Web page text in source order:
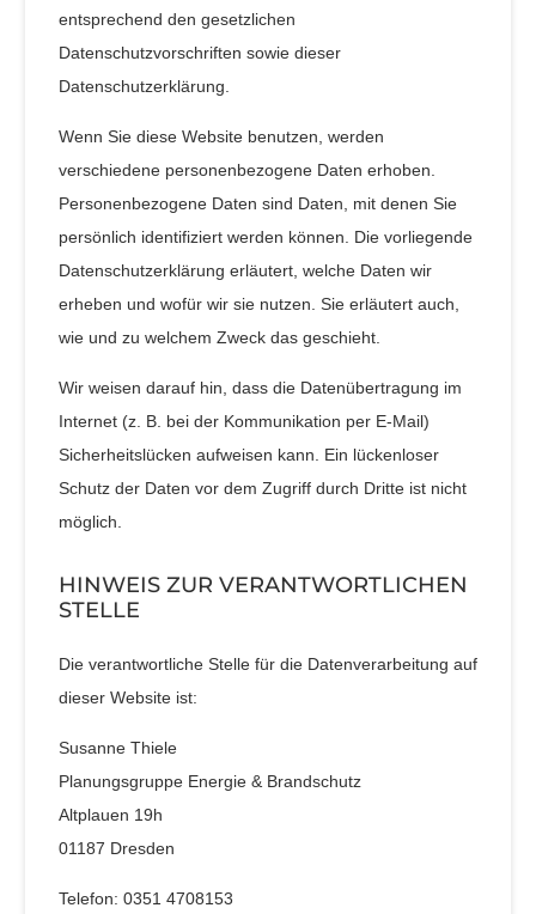
entsprechend den gesetzlichen
Datenschutzvorschriften sowie dieser
Datenschutzerklärung.
Wenn Sie diese Website benutzen, werden
verschiedene personenbezogene Daten erhoben.
Personenbezogene Daten sind Daten, mit denen Sie
persönlich identifiziert werden können. Die vorliegende
Datenschutzerklärung erläutert, welche Daten wir
erheben und wofür wir sie nutzen. Sie erläutert auch,
wie und zu welchem Zweck das geschieht.
Wir weisen darauf hin, dass die Datenübertragung im
Internet (z. B. bei der Kommunikation per E-Mail)
Sicherheitslücken aufweisen kann. Ein lückenloser
Schutz der Daten vor dem Zugriff durch Dritte ist nicht
möglich.
HINWEIS ZUR VERANTWORTLICHEN
STELLE
Die verantwortliche Stelle für die Datenverarbeitung auf
dieser Website ist:
Susanne Thiele
Planungsgruppe Energie & Brandschutz
Altplauen 19h
01187 Dresden
Telefon: 0351 4708153